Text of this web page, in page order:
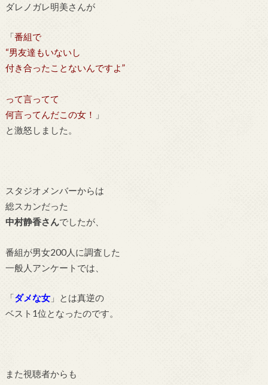
ダレノガレ明美さんが
「番組で
“男友達もいないし
付き合ったことないんですよ”
って言ってて
何言ってんだこの女！
」
と激怒しました。
スタジオメンバーからは
総スカンだった
中村静香さんでしたが、
番組が男女200人に調査した
一般人アンケートでは、
「ダメな女」とは真逆の
ベスト1位となったのです。
また視聴者からも